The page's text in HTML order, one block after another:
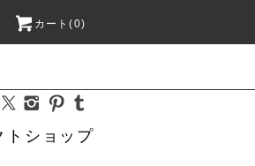
カート(0)
トショップ